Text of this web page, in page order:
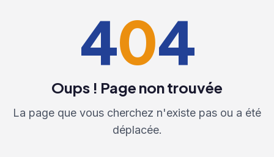
404
Oups ! Page non trouvée
La page que vous cherchez n'existe pas ou a été
déplacée.